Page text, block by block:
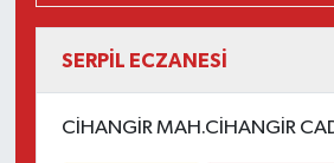
SERPİL ECZANESİ
CİHANGİR MAH.CİHANGİR